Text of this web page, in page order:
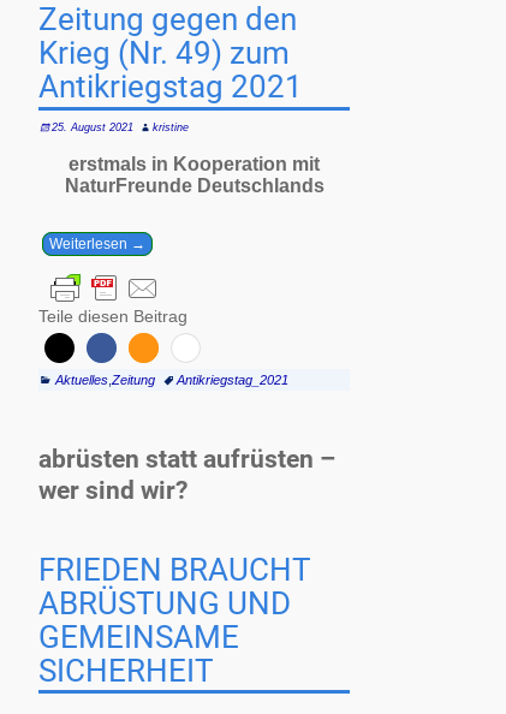
Zeitung gegen den
Krieg (Nr. 49) zum
Antikriegstag 2021
25. August 2021 kristine
erstmals in Kooperation mit
NaturFreunde Deutschlands
Weiterlesen →
Teile diesen Beitrag
Aktuelles, Zeitung Antikriegstag_2021
abrüsten statt aufrüsten –
wer sind wir?
FRIEDEN BRAUCHT
ABRÜSTUNG UND
GEMEINSAME
SICHERHEIT